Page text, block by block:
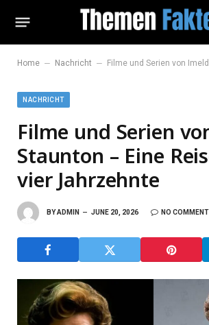
Home – Nachricht – Filme und Serien von Imelda Staunton –
NACHRICHT
Filme und Serien
Staunton – Eine
vier Jahrzehnte
BYADMIN JUNE 20, 2026 NO